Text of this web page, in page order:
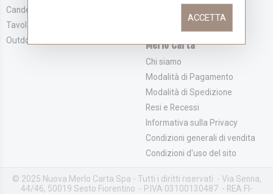
Candele e Profumatori
Tavola
Outdoor
Merlo Carta
Chi siamo
Modalità di Pagamento
Modalità di Spedizione
Resi e Recessi
Informativa sulla Privacy
Condizioni generali di vendita
Condizioni d'uso del sito
© 2025 Nuova Merlo Carta Spa - Tutti i diritti riservati - Via Senna,
44/46, 50019 Sesto Fiorentino - P.IVA 03100130487 - REA FI-
ACCETTA